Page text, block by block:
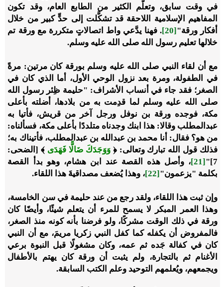
في وقت سابق، وتعلَّم الكثير من الطابع العام، وقد تكون
المفاهيم الإسلامية اللاحقة قد تشكَّلت إلى حدٍّ كبير من خلال
أفكار ورقة"[20]
. فهنا يدَّعي واط اتصالاتٍ متكررة مع ورقة تم
خلالها تعليم رسول الله صلى الله عليه وسلم.
مع أن لقاء النبي صلى الله عليه وسلم بورقة كان مرتين: مرةً
في الطفولة، ومرة بعد نزول الوحي الأول، أما الذي كان في
الصغر؛ فقد جاء في أنساب الأشراف: "حليمة ظِئر رسول الله
صلى الله عليه وسلم لما قدِمت به من بلادها، أضلته بأعلى
مكة، فوجده ورقة بن نوفل ورجل آخر من قريش، ‌فأتيا ‌به
‌عبد‌المطلب وقالا: هذا ابنك وجدناه متلددًا بأعلى مكة، فسألناه:
من هو؟ فقال: أنا محمد بن عبدالله بن عبدالمطلب، فأتيناك به؛
فذلك قول الله تبارك وتعالى: ﴿وَوَجَدَكَ ضَالًّا فَهَدَى ﴾ [الضحى:
7]"
[21]
، وأصل هذه القصة عند ابن هشام، وهو بدأ القصة
بكلمة "يزعمون"[22] ، وهذا يُضعف مصداقيةَ هذا اللقاء.
وإن ثبت هذا اللقاء، ولقد رجع من عند حليمة في سن الخامسة،
وهذا العمر المبكر لا يسمح للمرء أن يتعلم شيئًا، وأيضًا كان
ورقة في ذلك الوقت مشركًا، ولو فرضنا بأنه كونه منذ الصغر،
فالمفروض أن يكفله كما كفل النبي زكريا مريمَ، مع أن النبي
كان في كفالة جَده ثم عمه، وكان مشغولًا قبل النبوة برعي
الأغنام ثم بالتجارة، ولم يثبت أن ورقة كان يهتم بالأطفال
ويجمعهم، ويُعلمهم التوحيد وعلم الكتب السابقة.